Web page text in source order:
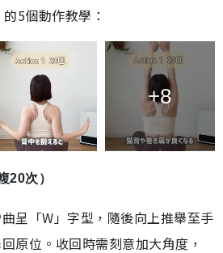
的5個動作教學：
+8
20次）
呈「W」字型，隨後向上推舉至手
原位。收回時需刻意加大角度，